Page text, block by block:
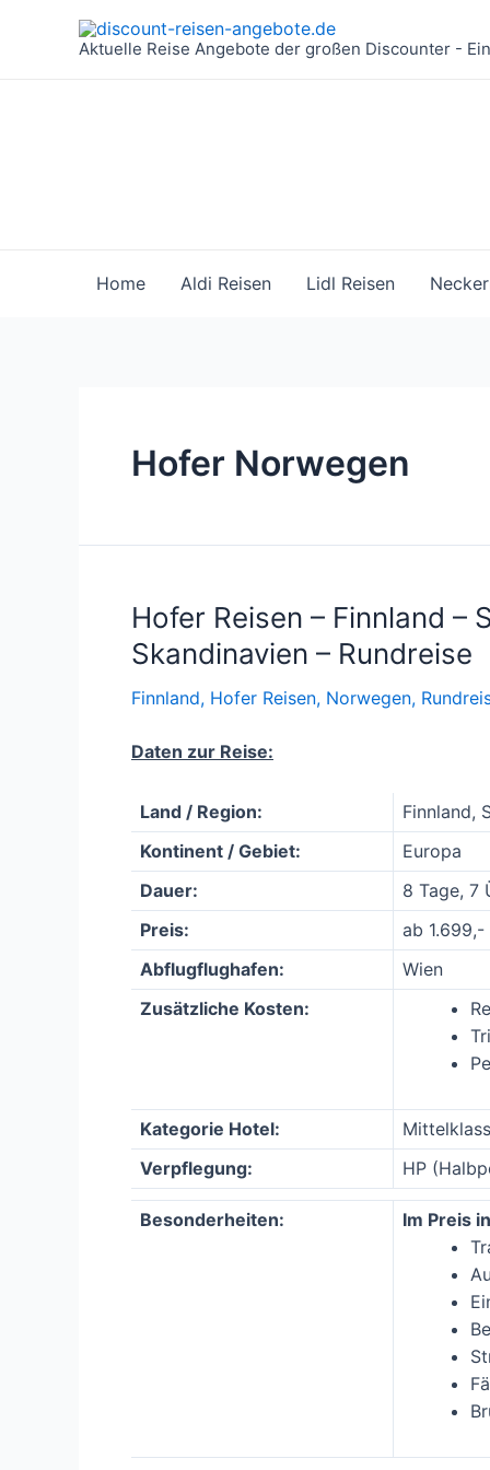
Aktuelle Reise Angebote der großen Discounter -
Home Aldi Reisen Lidl Reisen
Hofer Norwegen
Hofer Reisen – Finnland –
Skandinavien – Rundreise
Finnland, Hofer Reisen, Norwegen,
Daten zur Reise:
Land / Region:
Finnland,
Kontinent / Gebiet:
Europa
Dauer:
8 Tage, 7
Preis:
ab
Abflugflughafen:
Wien
Zusätzliche Kosten:
Kategorie Hotel:
Verpflegung:
HP
Besonderheiten:
Im Preis